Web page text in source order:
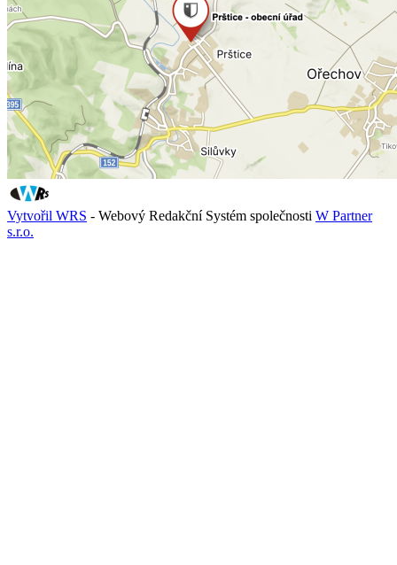
Vytvořil WRS - Webový Redakční Systém společnosti W Partner
s.r.o.